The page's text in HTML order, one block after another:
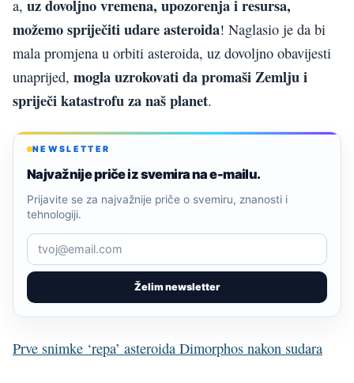
a, uz dovoljno vremena, upozorenja i resursa,
možemo spriječiti udare asteroida! Naglasio je da bi
mala promjena u orbiti asteroida, uz dovoljno obavijesti
unaprijed, mogla uzrokovati da promaši Zemlju i
spriječi katastrofu za naš planet.
NEWSLETTER
Najvažnije priče iz svemira na e-mailu.
Želim newsletter
Prijavite se za najvažnije priče o svemiru, znanosti i
tehnologiji.
Prve snimke ‘repa’ asteroida Dimorphos nakon sudara